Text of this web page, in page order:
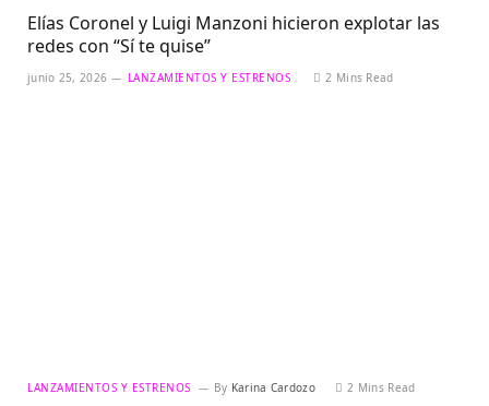
Elías Coronel y Luigi Manzoni hicieron explotar las
redes con “Sí te quise”
junio 25, 2026 LANZAMIENTOS Y ESTRENOS 2 Mins Read
LANZAMIENTOS Y ESTRENOS By Karina Cardozo 2 Mins Read